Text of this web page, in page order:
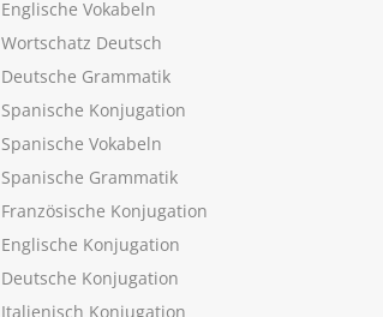
Englische Vokabeln
Wortschatz Deutsch
Deutsche Grammatik
Spanische Konjugation
Spanische Vokabeln
Spanische Grammatik
Französische Konjugation
Englische Konjugation
Deutsche Konjugation
Italienisch Konjugation